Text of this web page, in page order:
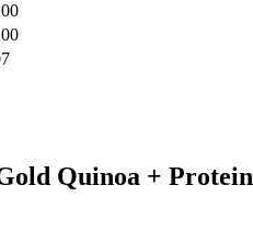
Quinoa + Protein